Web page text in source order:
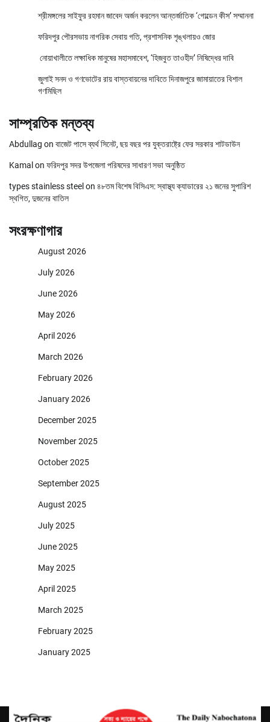
শ্রীমঙ্গলের সাইফুর রহমান জাবেদ অর্জন করলেন আন্তর্জাতিক ‘গোল্ডেন কীস’ সম্মাননা
ফরিদপুর পৌরসভায় নাগরিক সেবায় গতি, প্রশাসনিক শৃঙ্খলায়ও জোর
নোয়াখালীতে লক্ষাধিক মানুষের মহাসমাবেশ, ‘হিজবুত তাওহীদ’ নিষিদ্ধের দাবি
জুলাই সনদ ও গণভোটের রায় বাস্তবায়নের দাবিতে দিনাজপুরে জামায়াতের বিশাল
গণমিছিল
সাম্প্রতিক মন্তব্য
Abdullag on বাজেট পাসে ব্যর্থ সিনেট, ছয় বছর পর যুক্তরাষ্ট্রে ফের সরকার শাটডাউন
Kamal on ফরিদপুর সদর উপজেলা পরিষদের সাধারণ সভা অনুষ্ঠিত
types stainless steel on ৪৮তম বিশেষ বিসিএস: স্বাস্থ্য ক্যাডারের ২১ জনের সুপারিশ
স্থগিত, দুজনের বাতিল
সংরক্ষণাগার
August 2026
July 2026
June 2026
May 2026
April 2026
March 2026
February 2026
January 2026
December 2025
November 2025
October 2025
September 2025
August 2025
July 2025
June 2025
May 2025
April 2025
March 2025
February 2025
January 2025